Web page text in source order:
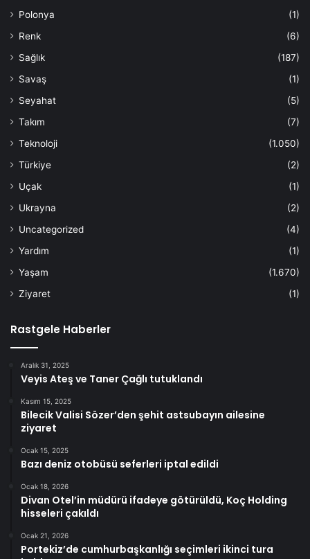
Polonya
(1)
Renk
(6)
Sağlık
(187)
Savaş
(1)
Seyahat
(5)
Takım
(7)
Teknoloji
(1.050)
Türkiye
(2)
Uçak
(1)
Ukrayna
(2)
Uncategorized
(4)
Yardım
(1)
Yaşam
(1.670)
Ziyaret
(1)
Rastgele Haberler
Aralık 31, 2025
Veyis Ateş ve Taner Çağlı tutuklandı
Kasım 15, 2025
Bilecik Valisi Sözer’den şehit astsubayın ailesine
ziyaret
Ocak 15, 2025
Bazı deniz otobüsü seferleri iptal edildi
Ocak 18, 2026
Divan Otel’in müdürü ifadeye götürüldü, Koç Holding
hisseleri çakıldı
Ocak 21, 2026
Portekiz’de cumhurbaşkanlığı seçimleri ikinci tura